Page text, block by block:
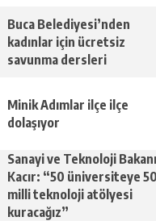
Buca Belediyesi’nden
kadınlar için ücretsiz
savunma dersleri
Minik Adımlar ilçe ilçe
dolaşıyor
Sanayi ve Teknoloji Bakanı
Kacır: “50 üniversiteye 50
milli teknoloji atölyesi
kuracağız”